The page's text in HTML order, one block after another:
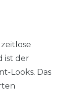
ist der
Looks. Das